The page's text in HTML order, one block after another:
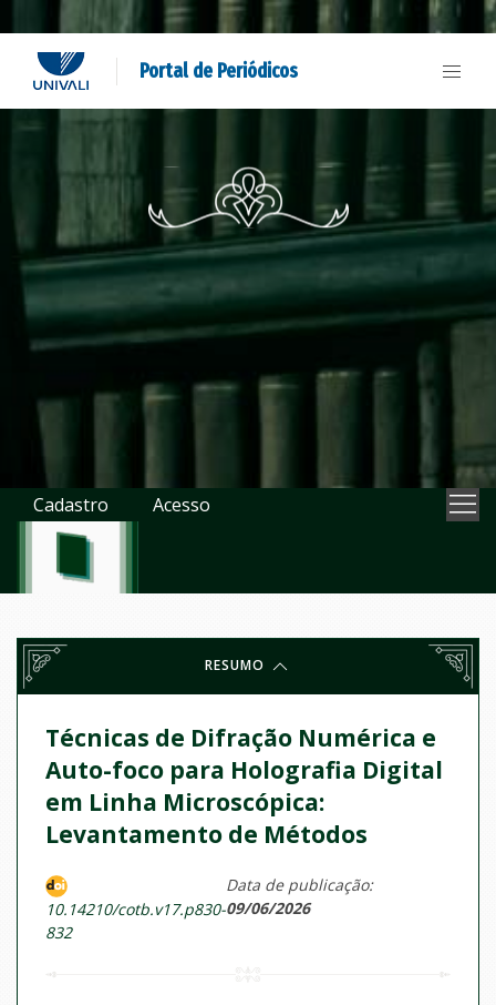
Portal de Periódicos
Cadastro Acesso
RESUMO
Técnicas de Difração Numérica e
Auto-foco para Holografia Digital
em Linha Microscópica:
Levantamento de Métodos
10.14210/cotb.v17.p830-
832
Data de publicação:
09/06/2026